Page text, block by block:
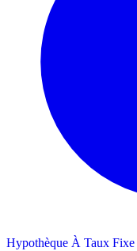
Hypothèque À Taux Fixe